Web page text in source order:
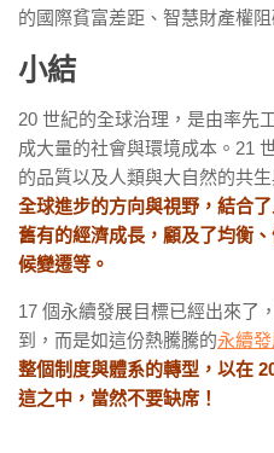
的國際貧富差距、智慧財產權
小結
20 世紀的全球治理，是由率先
成大量的社會與環境成本。21
的品質以及人類與大自然的共生
全球進步的方向與視野，結合
舊有的經濟成長，顧及了均衡
候變遷等。
17 個永續發展目標已經出來了
到，而是如這份熱騰騰的永續
整個制度與體系的轉型，以在
這之中，當然不要缺席！